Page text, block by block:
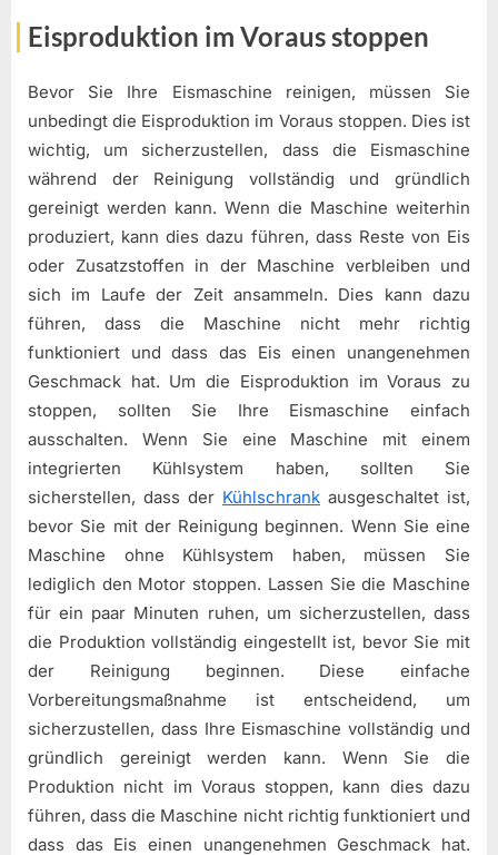
Eisproduktion im Voraus stoppen
Bevor Sie Ihre Eismaschine reinigen, müssen Sie
unbedingt die Eisproduktion im Voraus stoppen. Dies ist
wichtig, um sicherzustellen, dass die Eismaschine
während der Reinigung vollständig und gründlich
gereinigt werden kann. Wenn die Maschine weiterhin
produziert, kann dies dazu führen, dass Reste von Eis
oder Zusatzstoffen in der Maschine verbleiben und
sich im Laufe der Zeit ansammeln. Dies kann dazu
führen, dass die Maschine nicht mehr richtig
funktioniert und dass das Eis einen unangenehmen
Geschmack hat. Um die Eisproduktion im Voraus zu
stoppen, sollten Sie Ihre Eismaschine einfach
ausschalten. Wenn Sie eine Maschine mit einem
integrierten Kühlsystem haben, sollten Sie
sicherstellen, dass der Kühlschrank ausgeschaltet ist,
bevor Sie mit der Reinigung beginnen. Wenn Sie eine
Maschine ohne Kühlsystem haben, müssen Sie
lediglich den Motor stoppen. Lassen Sie die Maschine
für ein paar Minuten ruhen, um sicherzustellen, dass
die Produktion vollständig eingestellt ist, bevor Sie mit
der Reinigung beginnen. Diese einfache
Vorbereitungsmaßnahme ist entscheidend, um
sicherzustellen, dass Ihre Eismaschine vollständig und
gründlich gereinigt werden kann. Wenn Sie die
Produktion nicht im Voraus stoppen, kann dies dazu
führen, dass die Maschine nicht richtig funktioniert und
dass das Eis einen unangenehmen Geschmack hat.